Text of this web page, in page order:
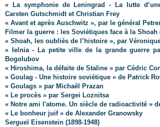
« La symphonie de Leningrad - La lutte
Carsten Gutschmidt et Christian Frey
« Avant et après Auschwitz », par le général
Filmer la guerre : les Soviétiques face à la Shoah
« Shoah, les oubliés de l’histoire », par
« Ielnia - La petite ville de la grande guerre
Bogolubov
« Hiroshima, la défaite de Staline » par Cédric
« Goulag - Une histoire soviétique » de Patrick
« Goulags » par Michaël Prazan
« Le procès » par Sergei Loznitsa
« Notre ami l'atome. Un siècle de radioactivité »
« Le bonheur juif » de Alexander Granowsky
Sergueï Eisenstein (1898-1948)